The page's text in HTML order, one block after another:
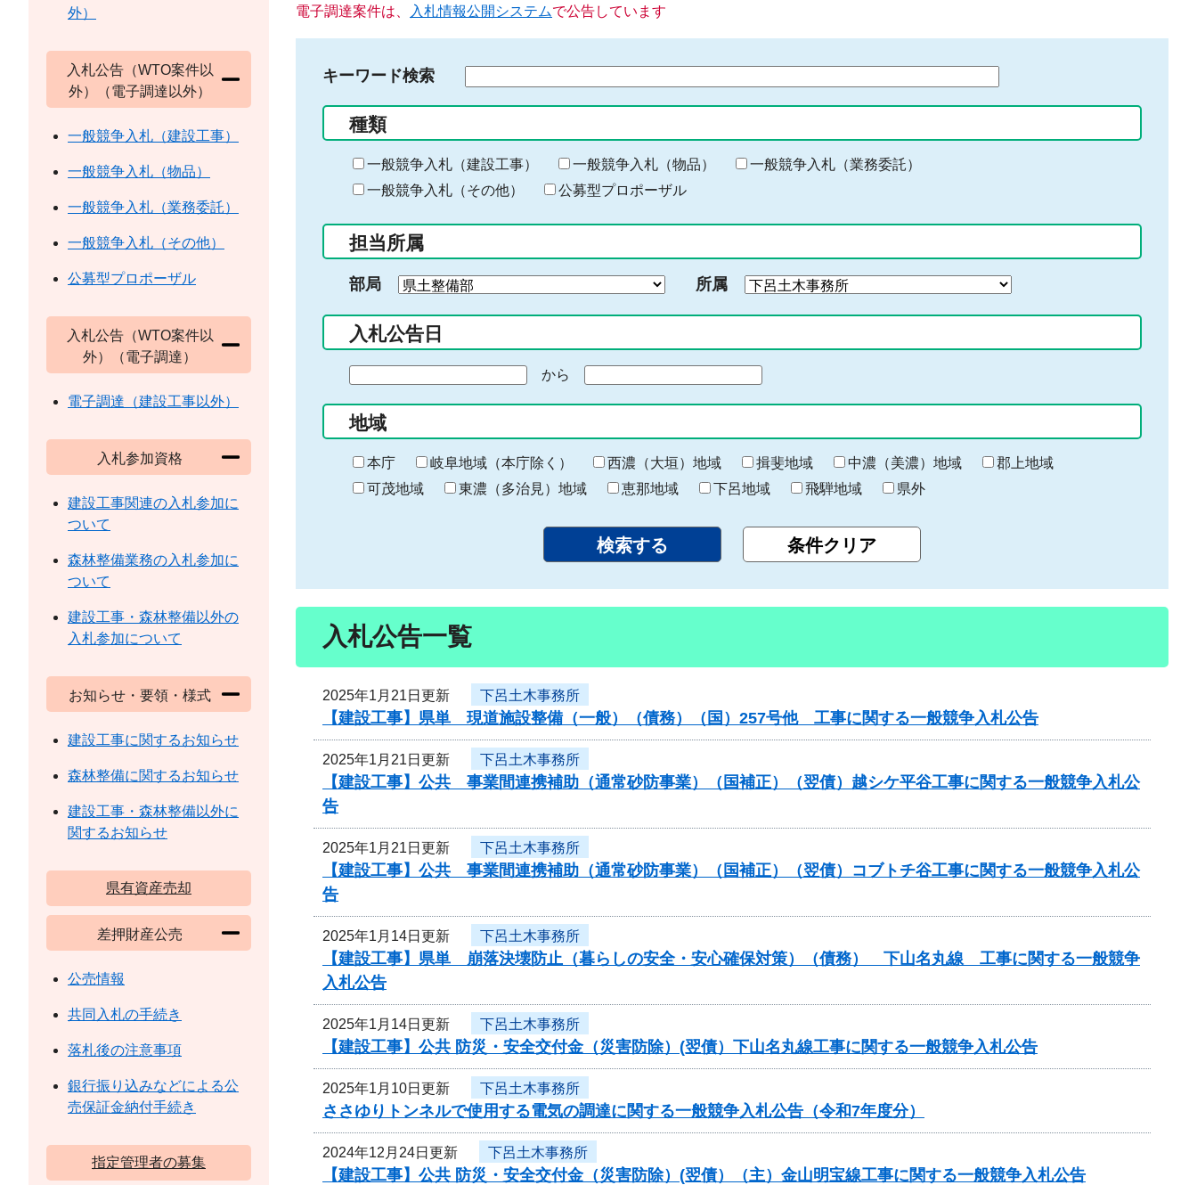
電子調達案件は、 入札情報公開システムで公告しています
キーワード検索
る
キ
ー
ー
入
力
種類
一般競争入札（建設工事） 一般競争入札（物品）
一般競争入札（業務委託）
一般競争入札（その他）
公募型プロポーザル
担当所属
部局 所属
入札公告日
の
始
ま
り
から
終
わ
り
地域
本庁 岐阜地域（本庁除く） 西濃（大垣）地域 揖斐地域 中濃（美濃）地域
郡上地域
可茂地域
東濃（多治見）地域 恵那地域 下呂地域 飛騨地域 県外
入札公告一覧
2025年1月21日更新 下呂土木事務所
【建設工事】県単 現道施設整備（一般）（債務）（国）257号他 工事に関する一般競争入札公告
2025年1月21日更新 下呂土木事務所
【建設工事】公共 事業間連携補助（通常砂防事業）（国補正）（翌債）越シケ平谷工事に関する一般競争入札公
告
2025年1月21日更新 下呂土木事務所
【建設工事】公共 事業間連携補助（通常砂防事業）（国補正）（翌債）コブトチ谷工事に関する一般競争入札公
告
2025年1月14日更新 下呂土木事務所
【建設工事】県単 崩落決壊防止（暮らしの安全・安心確保対策）（債務） 下山名丸線 工事に関する一般競争
入札公告
2025年1月14日更新 下呂土木事務所
【建設工事】公共 防災・安全交付金（災害防除）(翌債）下山名丸線工事に関する一般競争入札公告
2025年1月10日更新 下呂土木事務所
ささゆりトンネルで使用する電気の調達に関する一般競争入札公告（令和7年度分）
2024年12月24日更新 下呂土木事務所
【建設工事】公共 防災・安全交付金（災害防除）(翌債）（主）金山明宝線工事に関する一般競争入札公告
外）
入札公告（WTO案件以
外）（電子調達以外）
一般競争入札（建設工事）
一般競争入札（物品）
一般競争入札（業務委託）
一般競争入札（その他）
公募型プロポーザル
入札公告（WTO案件以
外）（電子調達）
電子調達（建設工事以外）
入札参加資格
建設工事関連の入札参加に
ついて
森林整備業務の入札参加に
ついて
建設工事・森林整備以外の
入札参加について
お知らせ・要領・様式
建設工事に関するお知らせ
森林整備に関するお知らせ
建設工事・森林整備以外に
関するお知らせ
県有資産売却
差押財産公売
公売情報
共同入札の手続き
落札後の注意事項
銀行振り込みなどによる公
売保証金納付手続き
指定管理者の募集